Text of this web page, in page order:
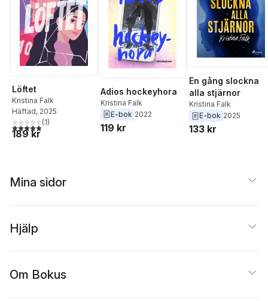
Löftet
Kristina Falk
Häftad, 2025
5,0utav 5 stjärnor. Totalt antal röster:
(1)
189 kr
Adios hockeyhora
Kristina Falk
E-bok 2022
119 kr
En gång slockna
alla stjärnor
Kristina Falk
E-bok 2025
133 kr
Mina sidor
Hjälp
Om Bokus